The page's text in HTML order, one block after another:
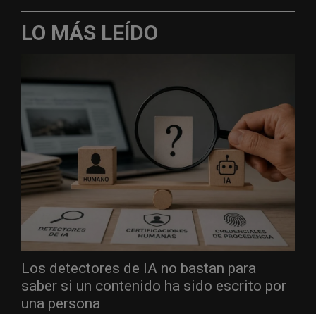
LO MÁS LEÍDO
Los detectores de IA no bastan para
saber si un contenido ha sido escrito por
una persona